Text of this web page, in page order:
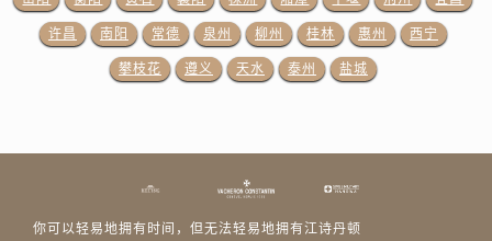
澳门特别行政区望德堂区塔石广场江诗丹顿售后服务中心（需提前预约）
广东省广州市天河区天河路230号万菱汇国际中心A塔7层704室江诗丹顿售后服务中心（需提前预约）
许昌 南阳 常德 泉州 柳州 桂林 惠州 西宁
攀枝花 遵义 天水 泰州 盐城
你可以轻易地拥有时间，但无法轻易地拥有江诗丹顿